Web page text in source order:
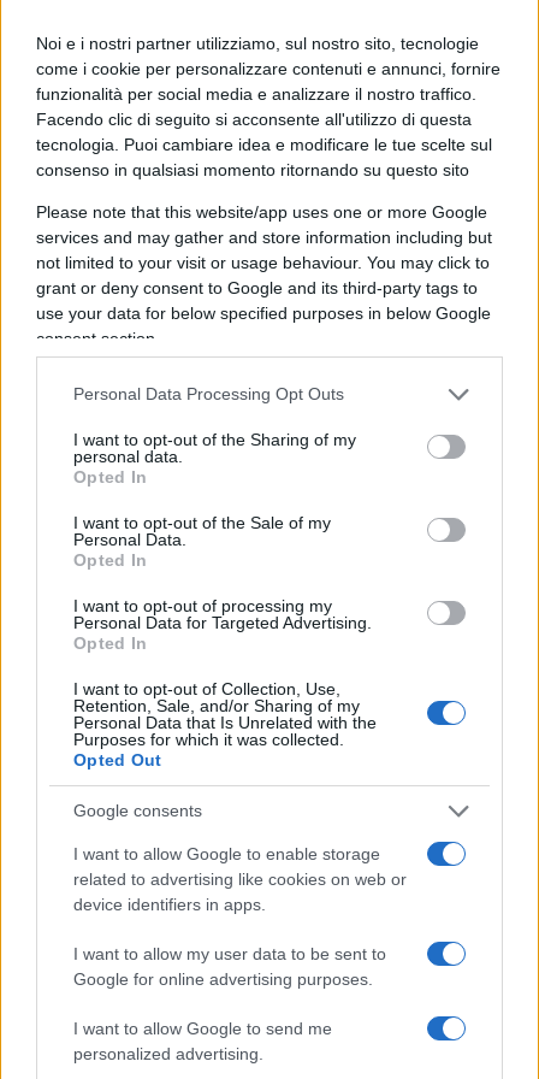
Noi e i nostri partner utilizziamo, sul nostro sito, tecnologie
come i cookie per personalizzare contenuti e annunci, fornire
funzionalità per social media e analizzare il nostro traffico.
Facendo clic di seguito si acconsente all'utilizzo di questa
tecnologia. Puoi cambiare idea e modificare le tue scelte sul
consenso in qualsiasi momento ritornando su questo sito
Please note that this website/app uses one or more Google
services and may gather and store information including but
not limited to your visit or usage behaviour. You may click to
grant or deny consent to Google and its third-party tags to
use your data for below specified purposes in below Google
consent section.
Personal Data Processing Opt Outs
I want to opt-out of the Sharing of my
personal data.
Opted In
I want to opt-out of the Sale of my
Personal Data.
Opted In
I want to opt-out of processing my
Personal Data for Targeted Advertising.
Opted In
I want to opt-out of Collection, Use,
Retention, Sale, and/or Sharing of my
Personal Data that Is Unrelated with the
Purposes for which it was collected.
Opted Out
Google consents
I want to allow Google to enable storage
related to advertising like cookies on web or
device identifiers in apps.
I want to allow my user data to be sent to
Google for online advertising purposes.
I want to allow Google to send me
personalized advertising.
dei nostri bambini. Quindi abbiamo un fine
comune”
L’avvocato rimette il mandato
La coppia ha ricevuto diverse proposte per
migliorare le loro condizioni di vita, tra cui una
casa in centro offerta dal Comune di Palmoli e
una casa vicino al casolare messa a disposizione
gratuitamente da un imprenditore locale. Tuttavia,
state rifiutate, così come un progetto gratuito di
ristrutturazione della loro abitazione. Nathan non
ha firmato i documenti necessari per autorizzare il
Dopo questi rifiuti, l’avvocato Giovanni Angelucci,
inizialmente incaricato della difesa, ha
lavoro era reso impossibile dalle divergenze con i
genitori e dalla loro rigida opposizione alle
soluzioni proposte. La difesa è ora seguita dagli
avvocati Marco Femminella e Danila Solinas.
L’accusa del Tribunale
evidenziatola mancanza di ambienti idonei per
i bambini: il casolare è stato descritto come
fatiscente, privo di acqua potabile e servizi igienici
adeguati. Inoltre, secondo i giudici, i minori erano